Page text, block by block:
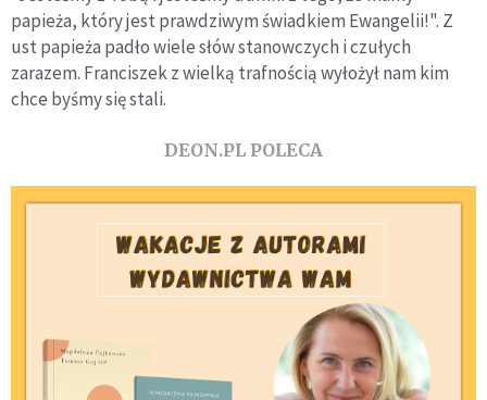
papieża, który jest prawdziwym świadkiem Ewangelii!". Z
ust papieża padło wiele słów stanowczych i czułych
zarazem. Franciszek z wielką trafnością wyłożył nam kim
chce byśmy się stali.
DEON.PL POLECA